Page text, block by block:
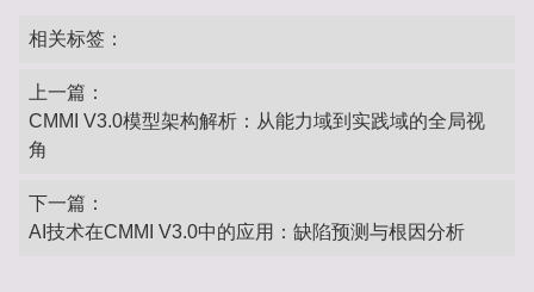
相关标签：
上一篇：
CMMI V3.0模型架构解析：从能力域到实践域的全局视
角‌
下一篇：
AI技术在CMMI V3.0中的应用：缺陷预测与根因分析‌